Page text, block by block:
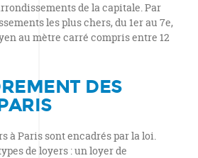
de la capitale. Par
les plus chers, du 1er au 7e,
au mètre carré compris entre 12
DES
à Paris sont encadrés par la loi.
de loyers : un loyer de